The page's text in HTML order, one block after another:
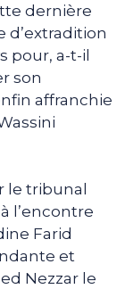
dernière
d’extradition
pour, a-t-il
son
affranchie
le tribunal
l’encontre
Farid
et
Nezzar le